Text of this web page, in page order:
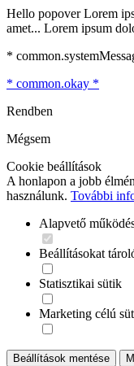
Hello popover Lorem
amet... Lorem ipsum
*
* common.okay *
Rendben
Mégsem
Cookie beállítások
A honlapon a jobb
használunk. További
Alapvető
Beállításokat
Statisztikai sütik
Marketing célú
Beállítások mentése